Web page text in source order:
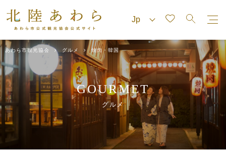
あわら市観光協会 グルメ 焼肉・韓国
GOURMET
グルメ